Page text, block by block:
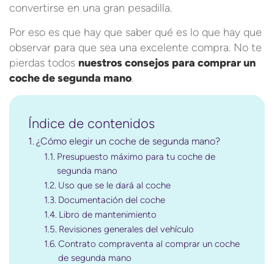
convertirse en una gran pesadilla.
Por eso es que hay que saber qué es lo que hay que
observar para que sea una excelente compra. No te
pierdas todos nuestros consejos para comprar un
coche de segunda mano.
Índice de contenidos
¿Cómo elegir un coche de segunda mano?
Presupuesto máximo para tu coche de
segunda mano
Uso que se le dará al coche
Documentación del coche
Libro de mantenimiento
Revisiones generales del vehículo
Contrato compraventa al comprar un coche
de segunda mano